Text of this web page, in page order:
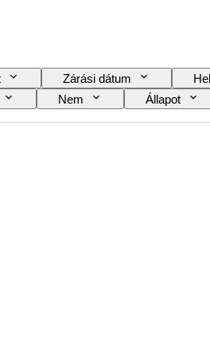
Zárási dátum
Nem Állapot
Óraszíj anyaga